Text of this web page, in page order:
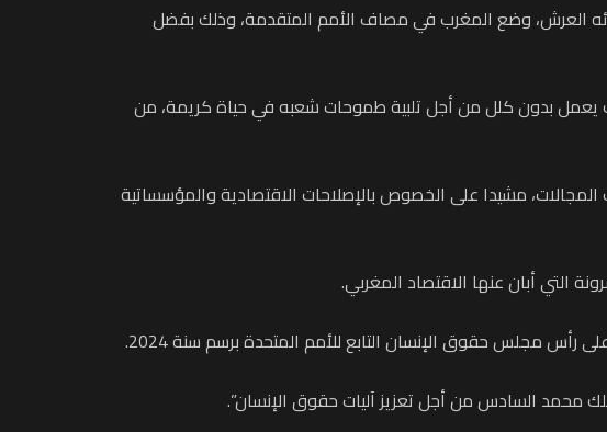
العرش، وضع المغرب في مصاف الأمم المتقدمة، وذلك بفضل
يعمل بدون كلل من أجل تلبية طموحات شعبه في حياة كريمة، من
مشيدا على الخصوص بالإصلاحات الاقتصادية والمؤسساتية
التي أبان عنها الاقتصاد المغربي.
مجلس حقوق الإنسان التابع للأمم المتحدة برسم سنة 2024.
محمد السادس من أجل تعزيز آليات حقوق الإنسان”.